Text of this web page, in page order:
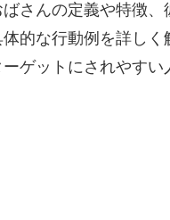
さんの定義や特徴
的な行動例を詳し
ゲットにされやす